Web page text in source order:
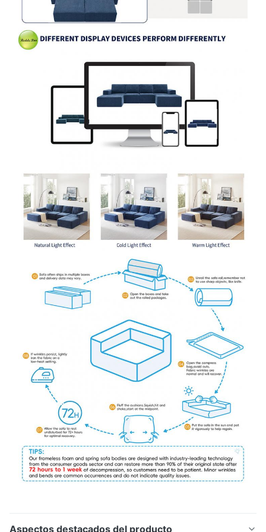
Aspectos destacados del producto